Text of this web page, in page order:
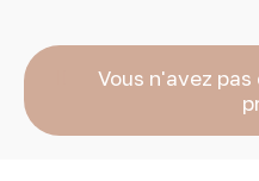
Vous n'avez